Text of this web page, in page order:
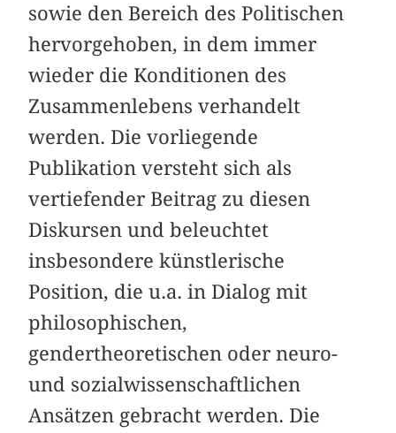
sowie den Bereich des Politischen
hervorgehoben, in dem immer
wieder die Konditionen des
Zusammenlebens verhandelt
werden. Die vorliegende
Publikation versteht sich als
vertiefender Beitrag zu diesen
Diskursen und beleuchtet
insbesondere künstlerische
Position, die u.a. in Dialog mit
philosophischen,
gendertheoretischen oder neuro-
und sozialwissenschaftlichen
Ansätzen gebracht werden. Die